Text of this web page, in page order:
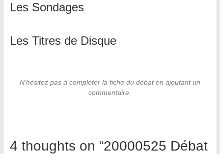
Les Sondages
Les Titres de Disque
N’hésitez pas à compléter la fiche du débat en ajoutant un
commentaire.
4 thoughts on “20000525 Débat